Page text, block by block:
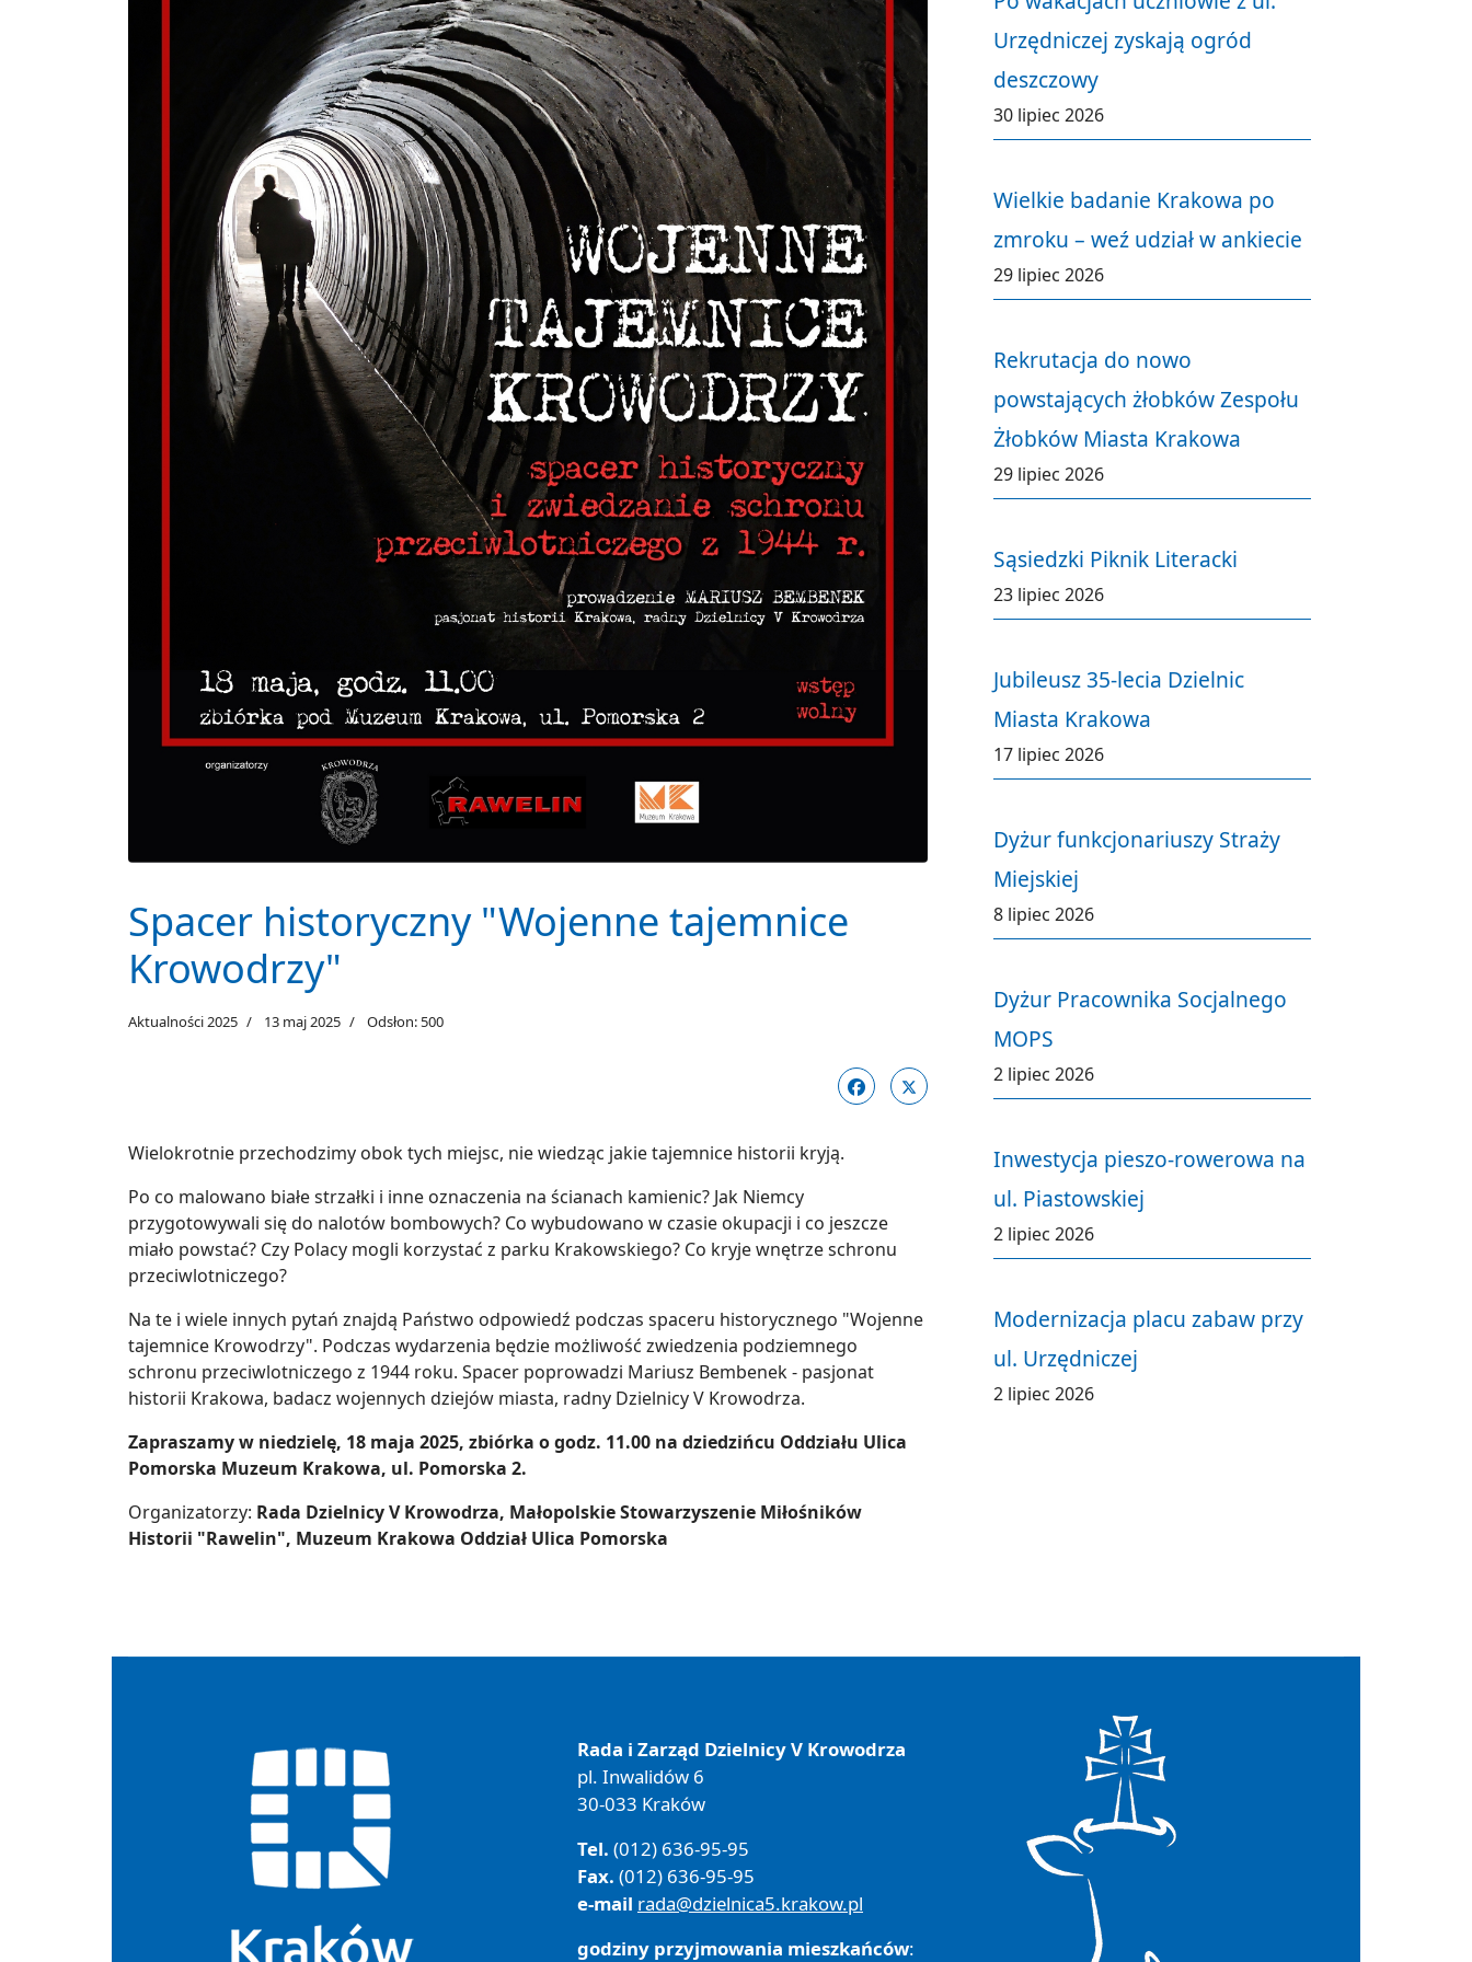
Spacer historyczny "Wojenne tajemnice
Krowodrzy"
Aktualności 2025 13 maj 2025 Odsłon: 500
Wielokrotnie przechodzimy obok tych miejsc, nie wiedząc jakie tajemnice historii kryją.
Po co malowano białe strzałki i inne oznaczenia na ścianach kamienic? Jak Niemcy
przygotowywali się do nalotów bombowych? Co wybudowano w czasie okupacji i co jeszcze
miało powstać? Czy Polacy mogli korzystać z parku Krakowskiego? Co kryje wnętrze schronu
przeciwlotniczego?
Na te i wiele innych pytań znajdą Państwo odpowiedź podczas spaceru historycznego "Wojenne
tajemnice Krowodrzy". Podczas wydarzenia będzie możliwość zwiedzenia podziemnego
schronu przeciwlotniczego z 1944 roku. Spacer poprowadzi Mariusz Bembenek - pasjonat
historii Krakowa, badacz wojennych dziejów miasta, radny Dzielnicy V Krowodrza.
Zapraszamy w niedzielę, 18 maja 2025, zbiórka o godz. 11.00 na dziedzińcu Oddziału Ulica
Pomorska Muzeum Krakowa, ul. Pomorska 2.
Organizatorzy: Rada Dzielnicy V Krowodrza, Małopolskie Stowarzyszenie Miłośników
Historii "Rawelin", Muzeum Krakowa Oddział Ulica Pomorska
Urzędniczej zyskają ogród
deszczowy
30 lipiec 2026
Wielkie badanie Krakowa po
zmroku – weź udział w ankiecie
29 lipiec 2026
Rekrutacja do nowo
powstających żłobków Zespołu
Żłobków Miasta Krakowa
29 lipiec 2026
Sąsiedzki Piknik Literacki
23 lipiec 2026
Jubileusz 35-lecia Dzielnic
Miasta Krakowa
17 lipiec 2026
Dyżur funkcjonariuszy Straży
Miejskiej
8 lipiec 2026
Dyżur Pracownika Socjalnego
MOPS
2 lipiec 2026
Inwestycja pieszo-rowerowa na
ul. Piastowskiej
2 lipiec 2026
Modernizacja placu zabaw przy
ul. Urzędniczej
2 lipiec 2026
Rada i Zarząd Dzielnicy V Krowodrza
pl. Inwalidów 6
30-033 Kraków
Tel. (012) 636-95-95
Fax. (012) 636-95-95
e-mail rada@dzielnica5.krakow.pl
godziny przyjmowania mieszkańców: